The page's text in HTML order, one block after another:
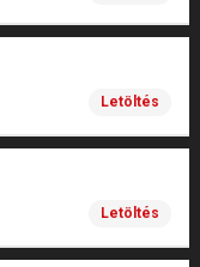
Letöltés
Letöltés